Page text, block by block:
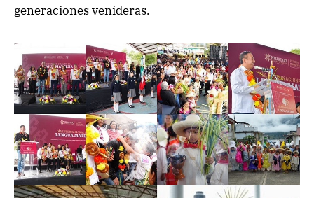
generaciones venideras.